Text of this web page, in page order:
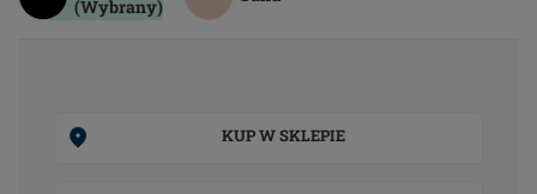
(Wybrany)
KUP W SKLEPIE